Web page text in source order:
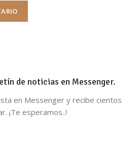
de noticias en Messenger.
en Messenger y recibe cientos
¡Te esperamos..!